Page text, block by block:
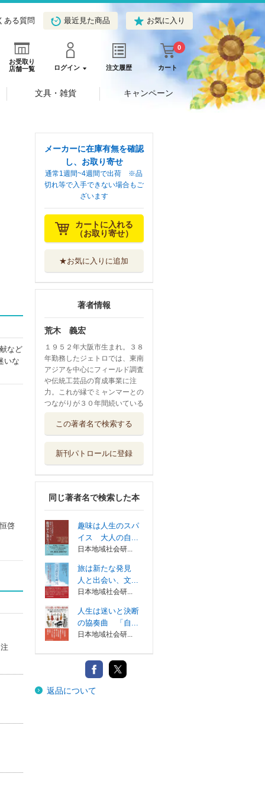
ある質問 最近見た商品 お気に入り
お受取り
店舗一覧
ログイン 注文履歴 カート
0
文具・雑貨 キャンペーン
など
いな
啓
メーカーに在庫有無を確認
し、お取り寄せ
通常1週間~4週間で出荷 ※品
切れ等で入手できない場合もご
ざいます
カートに入れる
（お取り寄せ）
★お気に入りに追加
著者情報
荒木 義宏
１９５２年大阪市生まれ。３８
年勤務したジェトロでは、東南
アジアを中心にフィールド調査
や伝統工芸品の育成事業に注
力。これが縁でミャンマーとの
つながりが３０年間続いている
この著者名で検索する
新刊パトロールに登録
同じ著者名で検索した本
趣味は人生のスパ
イス 大人の自...
日本地域社会研...
旅は新たな発見
人と出会い、文...
日本地域社会研...
人生は迷いと決断
の協奏曲 「自...
日本地域社会研...
返品について